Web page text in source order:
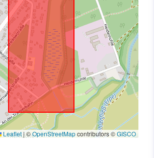
Leaflet|©OpenStreetMapcontributors ©GISCO